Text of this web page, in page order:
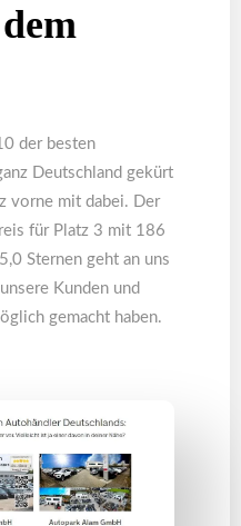
der besten
Deutschland gekürt
vorne mit dabei. Der
für Platz 3 mit 186
Sternen geht an uns
Kunden und
gemacht haben.